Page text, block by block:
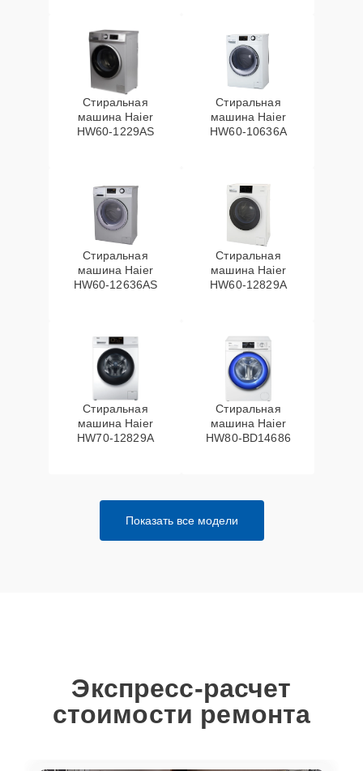
Стиральная
машина Haier
HW60-1229AS
Стиральная
машина Haier
HW60-10636A
Стиральная
машина Haier
HW60-12636AS
Стиральная
машина Haier
HW60-12829A
Стиральная
машина Haier
HW70-12829A
Стиральная
машина Haier
HW80-BD14686
Показать все модели
Экспресс-расчет
стоимости ремонта